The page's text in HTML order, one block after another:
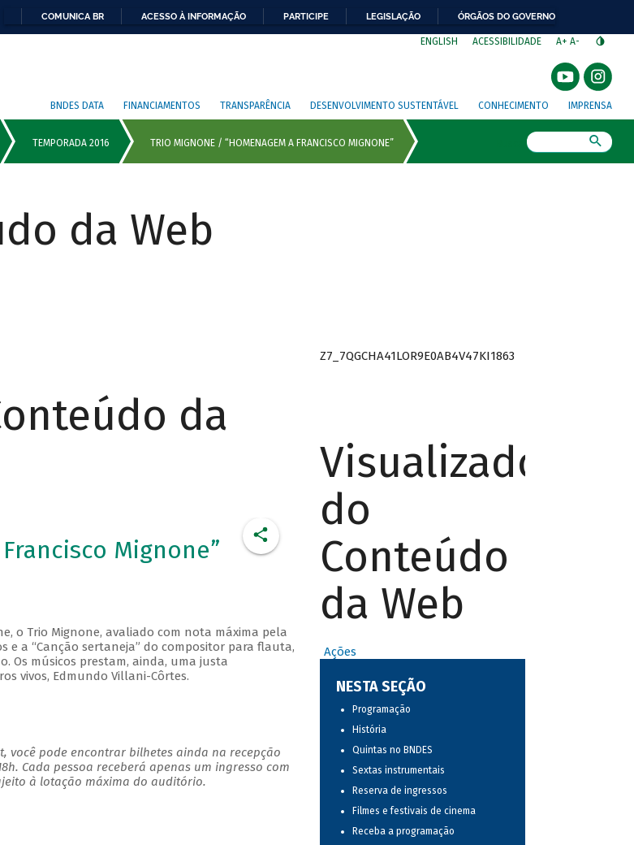
COMUNICA BR ACESSO À INFORMAÇÃO PARTICIPE LEGISLAÇÃO ÓRGÃOS DO GOVERNO
ENGLISH ACESSIBILIDADE A+ A-
BNDES DATA FINANCIAMENTOS TRANSPARÊNCIA DESENVOLVIMENTO SUSTENTÁVEL CONHECIMENTO IMPRENSA
da Web
da
Mignone”
o Trio Mignone, avaliado com nota máxima pela
e a “Canção sertaneja” do compositor para flauta,
Os músicos prestam, ainda, uma justa
vivos, Edmundo Villani-Côrtes.
você pode encontrar bilhetes ainda na recepção
Cada pessoa receberá apenas um ingresso com
à lotação máxima do auditório.
Z7_7QGCHA41LOR9E0AB4V47KI1863
Visualizador
do
Conteúdo
da Web
Ações
NESTA SEÇÃO
Programação
História
Quintas no BNDES
Sextas instrumentais
Reserva de ingressos
Filmes e festivais de cinema
Receba a programação